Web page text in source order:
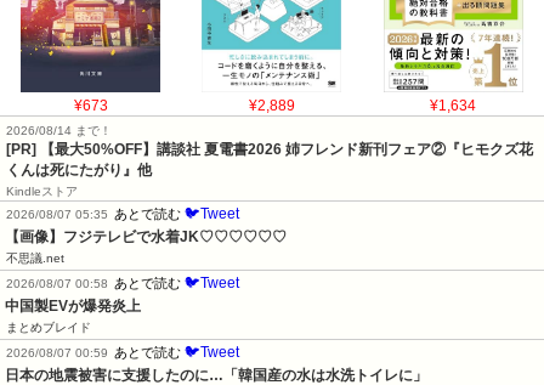
¥673 ¥2,889 ¥1,634
2026/08/14 まで！
[PR] 【最大50%OFF】講談社 夏電書2026 姉フレンド新刊フェア②『ヒモクズ花
くんは死にたがり』他
Kindleストア
2026/08/07 05:35 あとで読む 🐦Tweet
【画像】フジテレビで水着JK♡♡♡♡♡♡
不思議.net
2026/08/07 00:58 あとで読む 🐦Tweet
中国製EVが爆発炎上
まとめブレイド
2026/08/07 00:59 あとで読む 🐦Tweet
日本の地震被害に支援したのに…「韓国産の水は水洗トイレに」